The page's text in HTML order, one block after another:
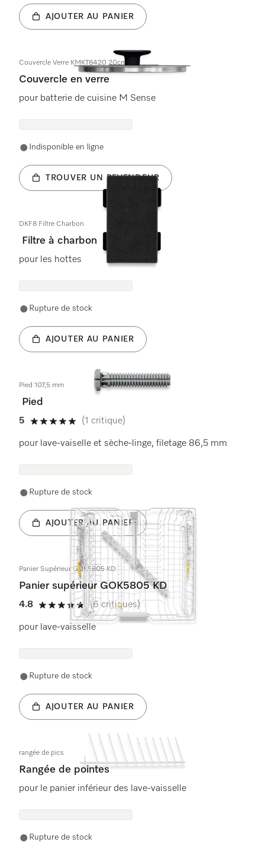
AJOUTER AU PANIER
Couvercle Verre KMKT8420 20cm
Couvercle en verre
pour batterie de cuisine M Sense
Indisponible en ligne
TROUVER UN REVENDEUR
DKF8 Filtre Charbon
Filtre à charbon
pour les hottes
Rupture de stock
AJOUTER AU PANIER
Pied 107,5 mm
Pied
5
5 étoiles sur 5
(1 critique)
pour lave-vaiselle et sèche-linge, filetage 86,5 mm
Rupture de stock
AJOUTER AU PANIER
Panier Supérieur GOK5805 KD
Panier supérieur GOK5805 KD
4.8
4.8 étoiles sur 5
(6 critiques)
pour lave-vaisselle
Rupture de stock
AJOUTER AU PANIER
rangée de pics
Rangée de pointes
pour le panier inférieur des lave-vaisselle
Rupture de stock